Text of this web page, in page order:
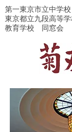
第一東京市立中学
東京都立九段高等
教育学校 同窓会